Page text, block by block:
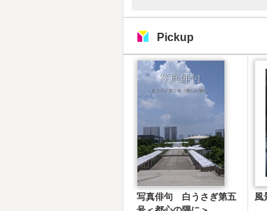
Pickup
写真俳句 白うさぎ第五
風